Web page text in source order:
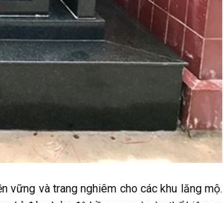
vững và trang nghiêm cho các khu lăng mộ.